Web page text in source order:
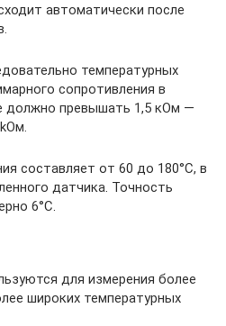
автоматически после
температурных
сопротивления в
должно превышать 1,5 кОм —
составляет от 60 до 180°C, в
датчика. Точность
6°C.
для измерения более
широких температурных